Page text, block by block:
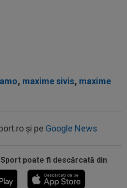
, maxime sivis, maxime
și pe Google News
poate fi descărcată din
lui a murit, dar aceasta
râs...